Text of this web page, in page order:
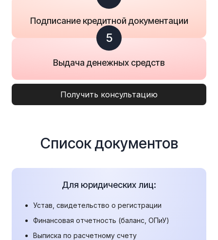
Подписание кредитной документации
5
Выдача денежных средств
Получить консультацию
Список документов
Для юридических лиц:
Устав, свидетельство о регистрации
Финансовая отчетность (баланс, ОПиУ)
Выписка по расчетному счету